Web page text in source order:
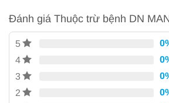
Đánh giá Thuộc trừ bệnh DN
5
4
3
2